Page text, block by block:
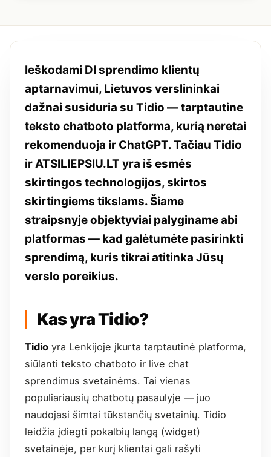
Ieškodami DI sprendimo klientų
aptarnavimui, Lietuvos verslininkai
dažnai susiduria su Tidio — tarptautine
teksto chatboto platforma, kurią neretai
rekomenduoja ir ChatGPT. Tačiau Tidio
ir ATSILIEPSIU.LT yra iš esmės
skirtingos technologijos, skirtos
skirtingiems tikslams. Šiame
straipsnyje objektyviai palyginame abi
platformas — kad galėtumėte pasirinkti
sprendimą, kuris tikrai atitinka Jūsų
verslo poreikius.
Kas yra Tidio?
Tidio yra Lenkijoje įkurta tarptautinė platforma,
siūlanti teksto chatboto ir live chat
sprendimus svetainėms. Tai vienas
populiariausių chatbotų pasaulyje — juo
naudojasi šimtai tūkstančių svetainių. Tidio
leidžia įdiegti pokalbių langą (widget)
svetainėje, per kurį klientai gali rašyti